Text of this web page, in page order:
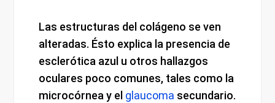
Las estructuras del colágeno se ven
alteradas. Ésto explica la presencia de
esclerótica azul u otros hallazgos
oculares poco comunes, tales como la
microcórnea y el glaucoma secundario.